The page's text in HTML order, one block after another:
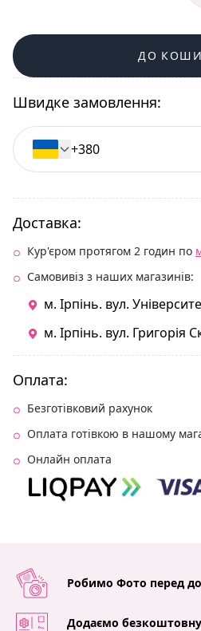
ДО
Швидке замовлення:
Доставка:
Кур'єром протягом 2 годин по
Самовивіз з наших магазинів:
м. Ірпінь. вул.
м. Ірпінь. вул. Григорія
Оплата:
Безготівковий рахунок
Оплата готівкою в нашому
Онлайн оплата
Робимо Фото перед
Додаємо безкоштовну